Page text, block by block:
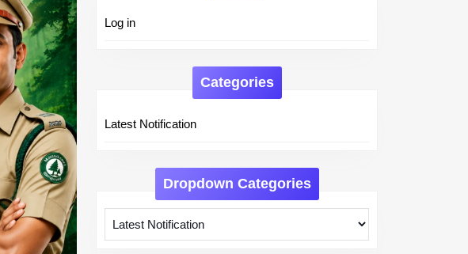
Log in
Categories
Latest Notification
Dropdown Categories